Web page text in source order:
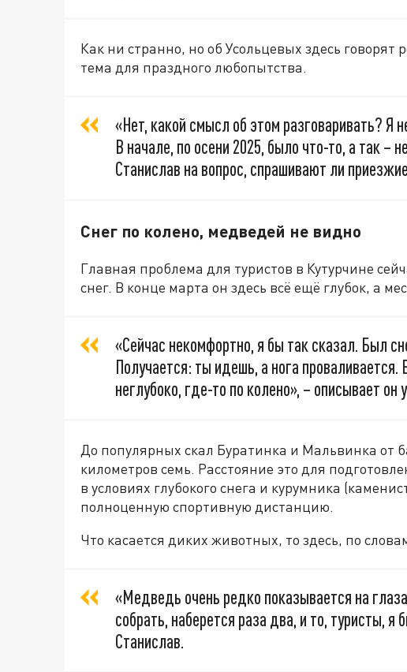
Как ни странно, но об Усольцевых здесь
тема для праздного любопытства.
«Нет, какой смысл об этом разговаривать? Я
В начале, по осени 2025, было что-то, а так –
Станислав на вопрос, спрашивают ли
Снег по колено, медведей не видно
Главная проблема для туристов в Кутурчине
снег. В конце марта он здесь всё ещё глубок, а
«Сейчас некомфортно, я бы так сказал. Был
Получается: ты идешь, а нога
неглубоко, где-то по колено», – описывает он
До популярных скал Буратинка и Мальвинка от
километров семь. Расстояние это для
в условиях глубокого снега и курумника
полноценную спортивную дистанцию.
Что касается диких животных, то здесь, по
«Медведь очень редко показывается на
собрать, наберется раза два, и то, туристы, я
Станислав.